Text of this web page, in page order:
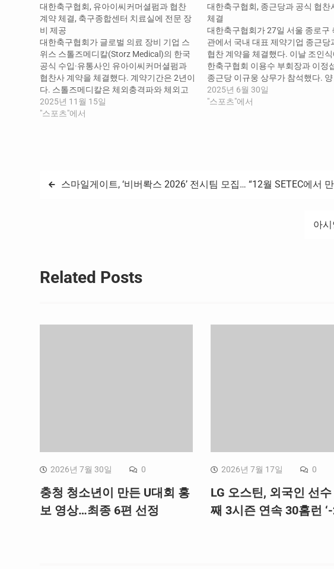
대한축구협회, 유아이씨커머셜펌과 협찬
계약 체결, 축구종합센터 치료실에 전문 장
비 제공
대한축구협회가 글로벌 의료 장비 기업 스
위스 스톨즈메디칼(Storz Medical)의 한국
공식 수입·유통사인 유아이씨커머셜펌과
협찬사 계약을 체결했다. 계약기간은 2년이
다. 스톨즈메디칼은 체외충격파와 체외고
강도자기장 치료 분야의 세계적 선도 기업
이다. 현재 전 세계 130여 개국 다양한 스포
무팀에 제공될 예정이다. 이에…
2025년 11월 15일
"스포츠"에서
대한축구협회, 종근당과 공식 협찬
체결
대한축구협회가 27일 서울 종로구
관에서 국내 대표 제약기업 종근당
협찬 계약을 체결했다. 이날 조인식
한축구협회 이용수 부회장과 이정
종근당 이규웅 상무가 참석했다.
한국 축구 발전과 선수 복지 향상을
호 협력을 약속했다. 이번 협약을 통
2025년 6월 30일
"스포츠"에서
글 스마일게이트, ‘비버롹스 2026’ 전시팀 모집… “12월 SETEC에서
아
Related Posts
2026년 7월 30일 0
충청 청소년이 만든 U대회 홍
보 영상…최종 6편 선정
2026년 7월 17일 0
LG 오스틴, 외국인 선수
째 3시즌 연속 30홈런 ‘-